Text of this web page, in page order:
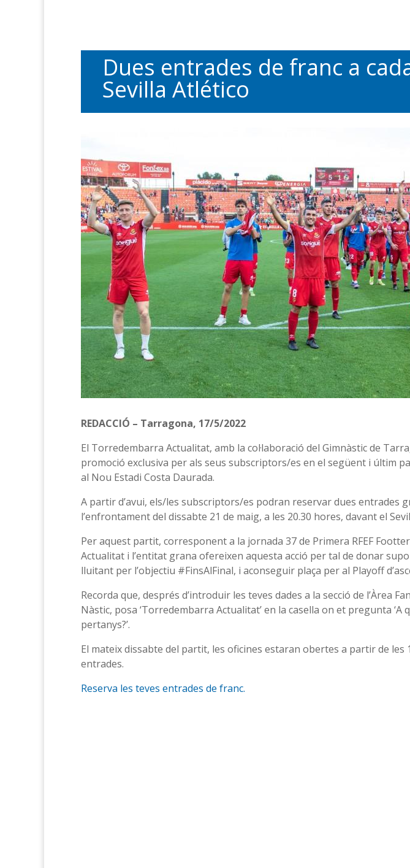
Dues entrades de franc a
Sevilla Atlético
REDACCIÓ – Tarragona, 17/5/2022
El Torredembarra Actualitat, amb la col·laboració del Gimnàstic de
promoció exclusiva per als seus subscriptors/es en el següent i últim
al Nou Estadi Costa Daurada.
A partir d’avui, els/les subscriptors/es podran reservar dues entrades
l’enfrontament del dissabte 21 de maig, a les 20.30 hores, davant el
Per aquest partit, corresponent a la jornada 37 de Primera RFEF
Actualitat i l’entitat grana ofereixen aquesta acció per tal de donar
lluitant per l’objectiu #FinsAlFinal, i aconseguir plaça per al Playoff
Recorda que, després d’introduir les teves dades a la secció de l’Àrea
Nàstic, posa ‘Torredembarra Actualitat’ en la casella on et pregunta ‘A
pertanys?’.
El mateix dissabte del partit, les oficines estaran obertes a partir de les
entrades.
Reserva les teves entrades de franc.